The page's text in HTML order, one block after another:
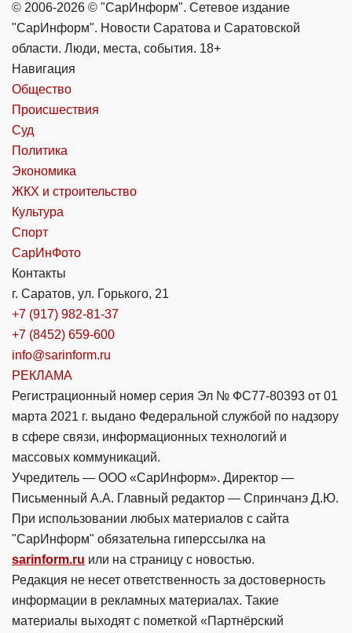
© 2006-2026 © "СарИнформ". Сетевое издание
"СарИнформ". Новости Саратова и Саратовской
области. Люди, места, события. 18+
Навигация
Общество
Происшествия
Суд
Политика
Экономика
ЖКХ и строительство
Культура
Спорт
СарИнФото
Контакты
г. Саратов, ул. Горького, 21
+7 (917) 982-81-37
+7 (8452) 659-600
info@sarinform.ru
РЕКЛАМА
Регистрационный номер серия Эл № ФС77-80393 от 01
марта 2021 г. выдано Федеральной службой по надзору
в сфере связи, информационных технологий и
массовых коммуникаций.
Учредитель — ООО «СарИнформ». Директор —
Письменный А.А. Главный редактор — Спринчанэ Д.Ю.
При использовании любых материалов с сайта
"СарИнформ" обязательна гиперссылка на
sarinform.ru или на страницу с новостью.
Редакция не несет ответственность за достоверность
информации в рекламных материалах. Такие
материалы выходят с пометкой «Партнёрский